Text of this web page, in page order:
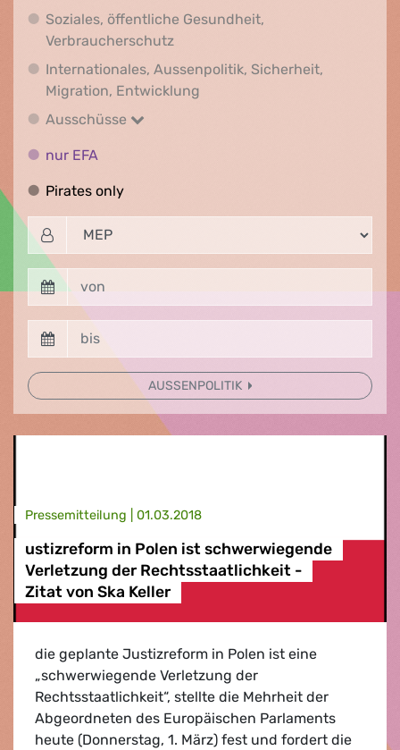
Soziales, öffentliche Gesundheit,
VerbraucherschutzSoziales, öffentliche Gesundheit,
Internationales, Aussenpolitik, Sicherheit,
Migration, Entwicklung
Ausschüsse
Ausschüsse
nur EFA
Pirates onlyPirates only
AUSSENPOLITIK
Presse­mitteilung | 01.03.2018
ustizreform in Polen ist schwerwiegende
Verletzung der Rechtsstaatlichkeit -
Zitat von Ska Keller
die geplante Justizreform in Polen ist eine
„schwerwiegende Verletzung der
Rechtsstaatlichkeit“, stellte die Mehrheit der
Abgeordneten des Europäischen Parlaments
heute (Donnerstag, 1. März) fest und fordert die